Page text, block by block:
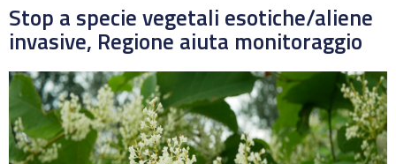
Stop a specie vegetali esotiche/aliene
invasive, Regione aiuta monitoraggio